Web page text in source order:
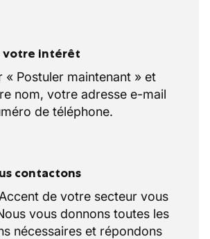
40 heures par semaine. Ces
sont planifiés en
l’organisation de l’entreprise
règles du secteur.
votre intérêt
« Postuler maintenant » et
nom, votre adresse e-mail
de téléphone.
contactons
de votre secteur vous
vous donnons toutes les
nécessaires et répondons